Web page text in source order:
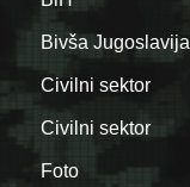
Bivša Jugoslavija
Civilni sektor
Civilni sektor
Foto